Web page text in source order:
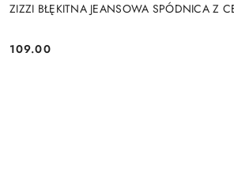
ZIZZI BŁĘKITNA JEANSOWA SPÓDNICA Z
Cena:
109.00